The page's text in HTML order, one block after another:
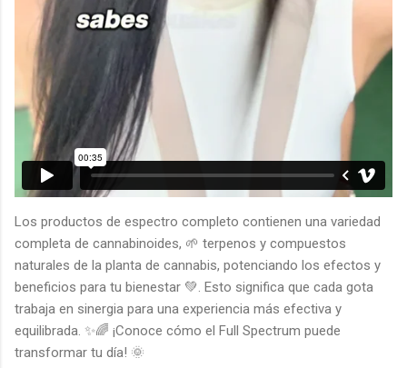
Los productos de espectro completo contienen una variedad
completa de cannabinoides, 🌱 terpenos y compuestos
naturales de la planta de cannabis, potenciando los efectos y
beneficios para tu bienestar 💚. Esto significa que cada gota
trabaja en sinergia para una experiencia más efectiva y
equilibrada. ✨🌈 ¡Conoce cómo el Full Spectrum puede
transformar tu día! 🌞